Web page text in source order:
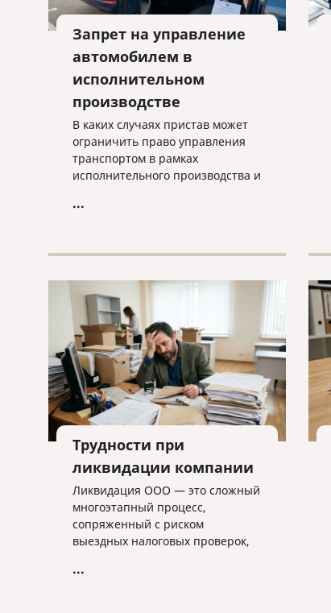
Запрет на управление
автомобилем в
исполнительном
производстве
В каких случаях пристав может
ограничить право управления
транспортом в рамках
исполнительного производства и
законно — разъясняем
...
Трудности при
ликвидации компании
Ликвидация ООО — это сложный
многоэтапный процесс,
сопряженный с риском
выездных налоговых проверок,
строгими требованиями к
...